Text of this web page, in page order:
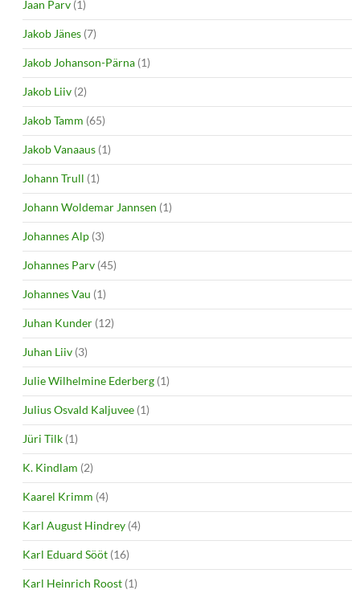
Jaan Parv (1)
Jakob Jänes (7)
Jakob Johanson-Pärna (1)
Jakob Liiv (2)
Jakob Tamm (65)
Jakob Vanaaus (1)
Johann Trull (1)
Johann Woldemar Jannsen (1)
Johannes Alp (3)
Johannes Parv (45)
Johannes Vau (1)
Juhan Kunder (12)
Juhan Liiv (3)
Julie Wilhelmine Ederberg (1)
Julius Osvald Kaljuvee (1)
Jüri Tilk (1)
K. Kindlam (2)
Kaarel Krimm (4)
Karl August Hindrey (4)
Karl Eduard Sööt (16)
Karl Heinrich Roost (1)